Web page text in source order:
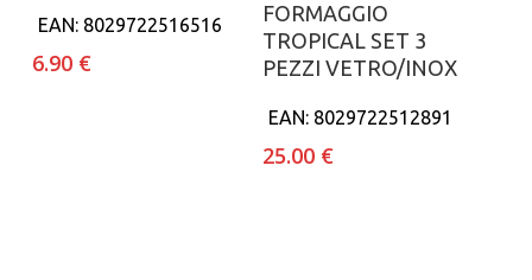
EAN: 8029722516516
6.90 €
FORMAGGIO
TROPICAL SET 3
PEZZI VETRO/INOX
EAN: 8029722512891
25.00 €